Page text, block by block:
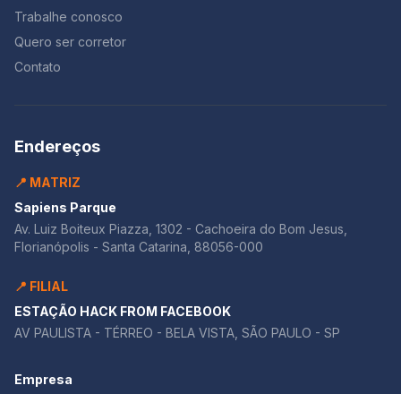
Trabalhe conosco
Quero ser corretor
Contato
Endereços
📍 MATRIZ
Sapiens Parque
Av. Luiz Boiteux Piazza, 1302 - Cachoeira do Bom Jesus,
Florianópolis - Santa Catarina, 88056-000
📍 FILIAL
ESTAÇÃO HACK FROM FACEBOOK
AV PAULISTA - TÉRREO - BELA VISTA, SÃO PAULO - SP
Empresa